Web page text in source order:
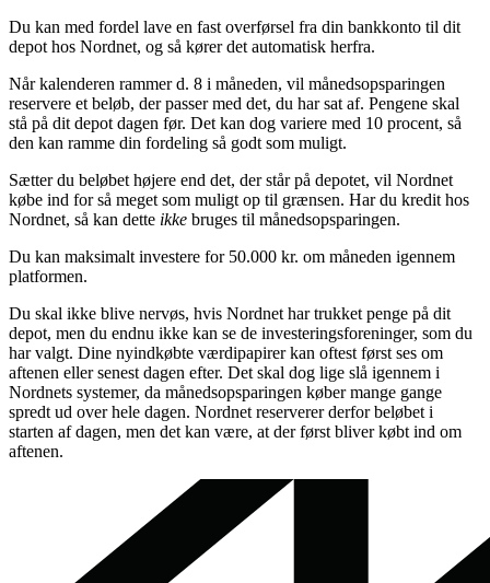
Du kan med fordel lave en fast overførsel fra din bankkonto til dit
depot hos Nordnet, og så kører det automatisk herfra.
Når kalenderen rammer d. 8 i måneden, vil månedsopsparingen
reservere et beløb, der passer med det, du har sat af. Pengene skal
stå på dit depot dagen før. Det kan dog variere med 10 procent, så
den kan ramme din fordeling så godt som muligt.
Sætter du beløbet højere end det, der står på depotet, vil Nordnet
købe ind for så meget som muligt op til grænsen. Har du kredit hos
Nordnet, så kan dette ikke bruges til månedsopsparingen.
Du kan maksimalt investere for 50.000 kr. om måneden igennem
platformen.
Du skal ikke blive nervøs, hvis Nordnet har trukket penge på dit
depot, men du endnu ikke kan se de investeringsforeninger, som du
har valgt. Dine nyindkøbte værdipapirer kan oftest først ses om
aftenen eller senest dagen efter. Det skal dog lige slå igennem i
Nordnets systemer, da månedsopsparingen køber mange gange
spredt ud over hele dagen. Nordnet reserverer derfor beløbet i
starten af dagen, men det kan være, at der først bliver købt ind om
aftenen.